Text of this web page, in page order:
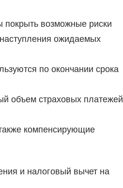
покрыть возможные риски
ожидаемых
по окончании срока
объем страховых платежей
компенсирующие
и налоговый вычет на